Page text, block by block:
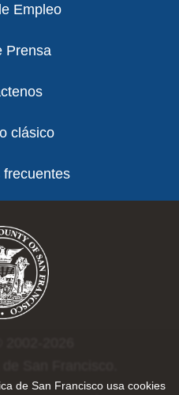
de San Francisco usa cookies
Empleo
Prensa
clásico
frecuentes
San Francisco.